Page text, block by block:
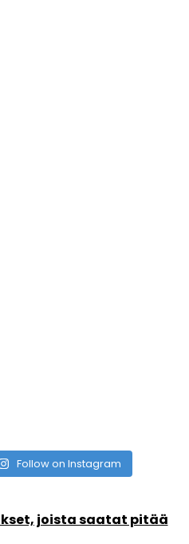
Follow on Instagram
joista saatat pitää